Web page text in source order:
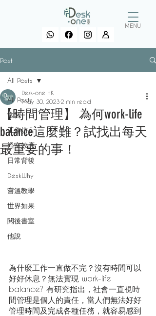
MENU
Post
All Posts
常習
工作坊言
溫室效應
日常背後
DeskWhy
嘗溫教學
世界如果
閱後書室
他說
All Posts
【時間管理】 為何work-life
balance這麼難？試找出每天
最重要的事！
Desk-one HK
May 30, 2023 2 min read
為什麼工作一直做不完？沒有時間可以
好好休息？無法實現 work-life
balance? 有研究指出，社會一直視時
間管理是個人的責任，當人們無法好好
管理時間及完成各種任務，就容易感到